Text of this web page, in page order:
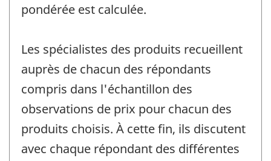
pondérée est calculée.
Les spécialistes des produits recueillent
auprès de chacun des répondants
compris dans l'échantillon des
observations de prix pour chacun des
produits choisis. À cette fin, ils discutent
avec chaque répondant des différentes